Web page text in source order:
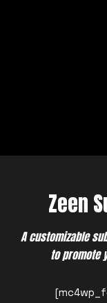
Zeen
A customizable
to promote